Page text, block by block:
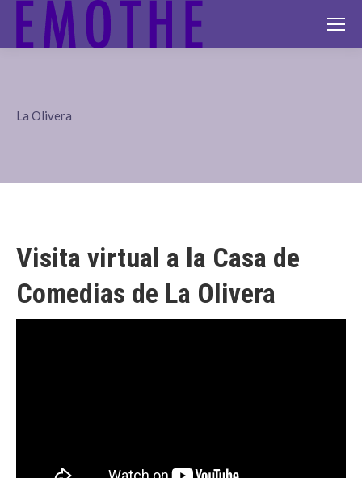
La Olivera
Visita virtual a la Casa de
Comedias de La Olivera